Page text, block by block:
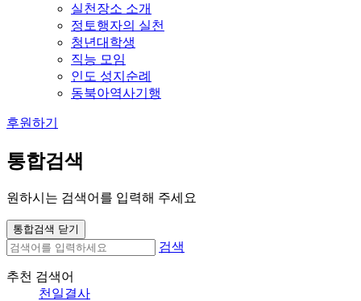
실천장소 소개
정토행자의 실천
청년대학생
직능 모임
인도 성지순례
동북아역사기행
후원하기
통합검색
원하시는 검색어를 입력해 주세요
통합검색 닫기
검색
추천 검색어
천일결사